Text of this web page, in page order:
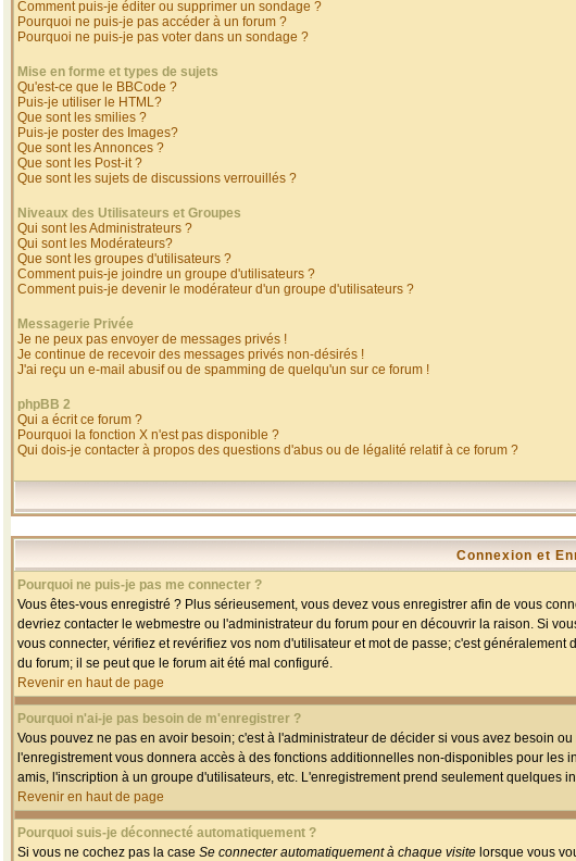
Comment puis-je éditer ou supprimer un sondage ?
Pourquoi ne puis-je pas accéder à un forum ?
Pourquoi ne puis-je pas voter dans un sondage ?
Mise en forme et types de sujets
Qu'est-ce que le BBCode ?
Puis-je utiliser le HTML?
Que sont les smilies ?
Puis-je poster des Images?
Que sont les Annonces ?
Que sont les Post-it ?
Que sont les sujets de discussions verrouillés ?
Niveaux des Utilisateurs et Groupes
Qui sont les Administrateurs ?
Qui sont les Modérateurs?
Que sont les groupes d'utilisateurs ?
Comment puis-je joindre un groupe d'utilisateurs ?
Comment puis-je devenir le modérateur d'un groupe d'utilisateurs ?
Messagerie Privée
Je ne peux pas envoyer de messages privés !
Je continue de recevoir des messages privés non-désirés !
J'ai reçu un e-mail abusif ou de spamming de quelqu'un sur ce forum !
phpBB 2
Qui a écrit ce forum ?
Pourquoi la fonction X n'est pas disponible ?
Qui dois-je contacter à propos des questions d'abus ou de légalité relatif à ce forum ?
Connexion et
Pourquoi ne puis-je pas me connecter ?
Vous êtes-vous enregistré ? Plus sérieusement, vous devez vous enregistrer afin de vous
devriez contacter le webmestre ou l'administrateur du forum pour en découvrir la raison. Si
vous connecter, vérifiez et revérifiez vos nom d'utilisateur et mot de passe; c'est
du forum; il se peut que le forum ait été mal configuré.
Revenir en haut de page
Pourquoi n'ai-je pas besoin de m'enregistrer ?
Vous pouvez ne pas en avoir besoin; c'est à l'administrateur de décider si vous avez besoin
l'enregistrement vous donnera accès à des fonctions additionnelles non-disponibles pour
amis, l'inscription à un groupe d'utilisateurs, etc. L'enregistrement prend seulement quelques
Revenir en haut de page
Pourquoi suis-je déconnecté automatiquement ?
Si vous ne cochez pas la case Se connecter automatiquement à chaque visite lorsque vous